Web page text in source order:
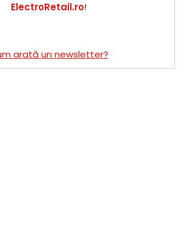
ElectroRetail.ro!
arată un newsletter?